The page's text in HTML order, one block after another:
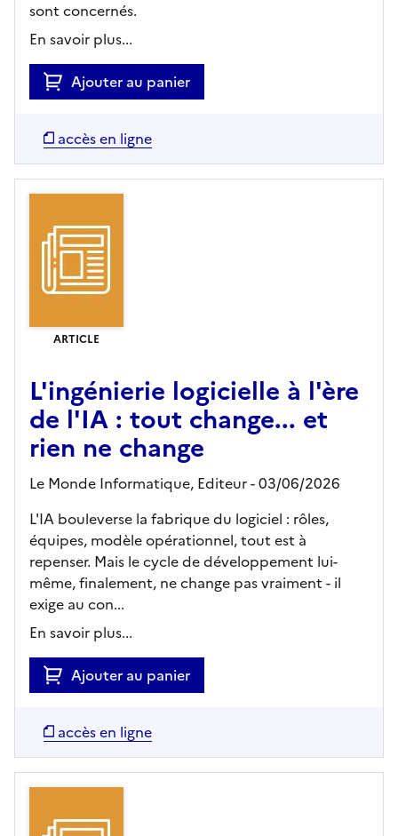
sont concernés.
En savoir plus...
Ajouter au panier
accès en ligne
ARTICLE
L'ingénierie logicielle à l'ère
de l'IA : tout change... et
rien ne change
Le Monde Informatique, Editeur- 03/06/2026
L'IA bouleverse la fabrique du logiciel : rôles,
équipes, modèle opérationnel, tout est à
repenser. Mais le cycle de développement lui-
même, finalement, ne change pas vraiment - il
exige au con...
En savoir plus...
Ajouter au panier
accès en ligne